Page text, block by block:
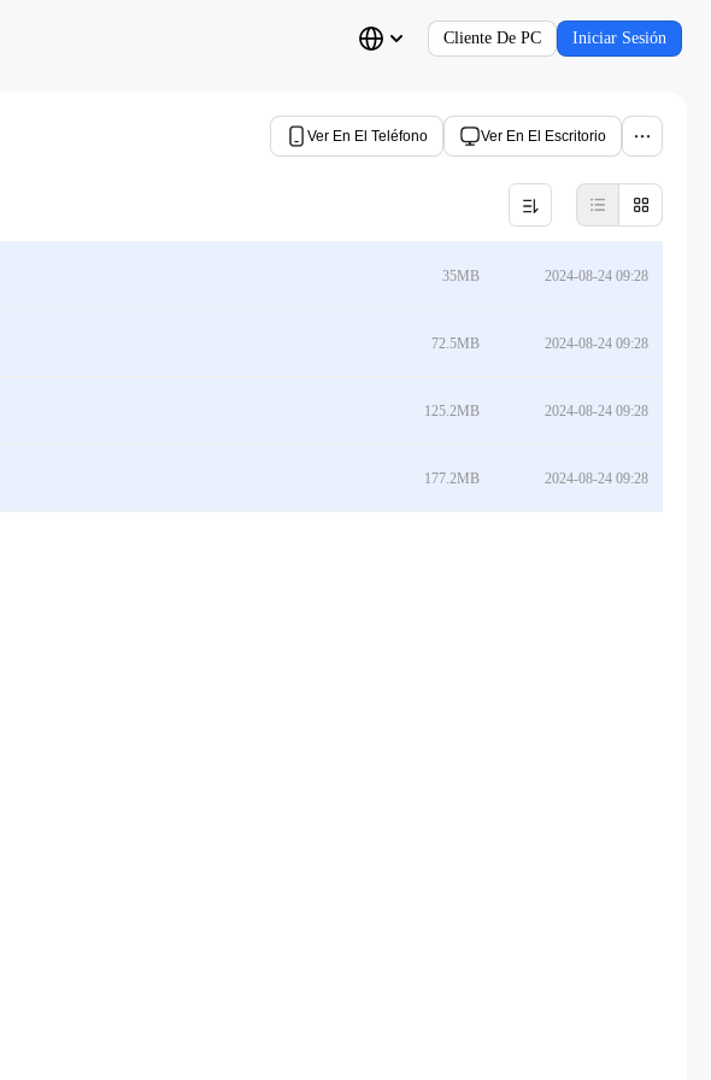
Cliente De PC Iniciar Sesión
Ver En El Teléfono Ver En El Escritorio
35MB 2024-08-24 09:28
72.5MB 2024-08-24 09:28
125.2MB 2024-08-24 09:28
177.2MB 2024-08-24 09:28